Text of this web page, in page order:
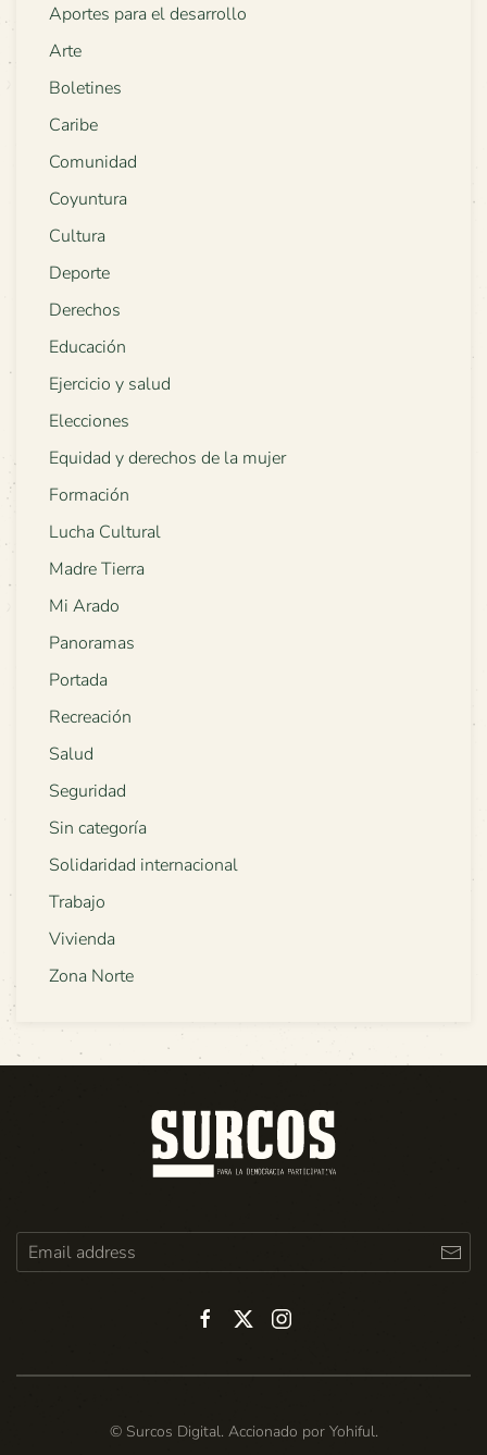
Aportes para el desarrollo
Arte
Boletines
Caribe
Comunidad
Coyuntura
Cultura
Deporte
Derechos
Educación
Ejercicio y salud
Elecciones
Equidad y derechos de la mujer
Formación
Lucha Cultural
Madre Tierra
Mi Arado
Panoramas
Portada
Recreación
Salud
Seguridad
Sin categoría
Solidaridad internacional
Trabajo
Vivienda
Zona Norte
© Surcos Digital. Accionado por Yohiful.